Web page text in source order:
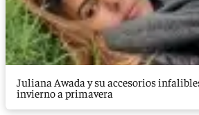
Juliana Awada y su accesorios
invierno a primavera